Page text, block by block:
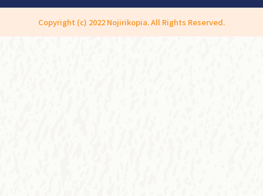
Copyright (c) 2022 Nojirikopia. All Rights Reserved.